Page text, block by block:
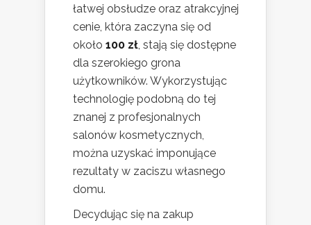
łatwej obsłudze oraz atrakcyjnej
cenie, która zaczyna się od
około 100 zł, stają się dostępne
dla szerokiego grona
użytkowników. Wykorzystując
technologię podobną do tej
znanej z profesjonalnych
salonów kosmetycznych,
można uzyskać imponujące
rezultaty w zaciszu własnego
domu.
Decydując się na zakup